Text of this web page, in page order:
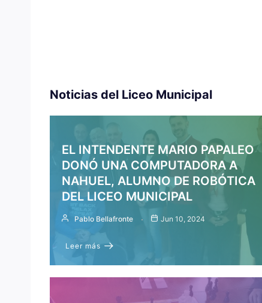
Noticias del Liceo Municipal
EL INTENDENTE MARIO PAPALEO
DONÓ UNA COMPUTADORA A
NAHUEL, ALUMNO DE ROBÓTICA
DEL LICEO MUNICIPAL
Pablo Bellafronte Jun 10, 2024
Leer más